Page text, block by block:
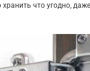
что угодно, даже